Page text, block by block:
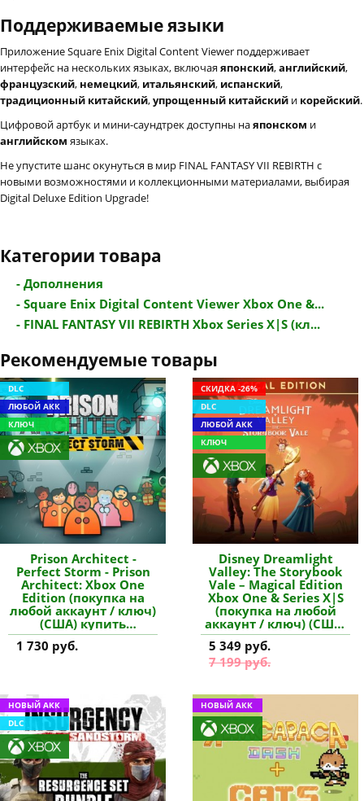
Поддерживаемые языки
Приложение Square Enix Digital Content Viewer поддерживает
интерфейс на нескольких языках, включая японский,английский,
французский, немецкий, итальянский, испанский,
традиционный китайский,упрощенный китайский и корейский.
Цифровой артбук и мини-саундтрек доступны наяпонском и
английском языках.
Не упустите шанс окунуться в мир FINAL FANTASY VII REBIRTH с
новыми возможностями и коллекционными материалами, выбирая
Digital Deluxe Edition Upgrade!
Категории товара
- Дополнения
- Square Enix Digital Content Viewer Xbox One &...
- FINAL FANTASY VII REBIRTH Xbox Series X|S (кл...
Рекомендуемые товары
DLC
ЛЮБОЙ АКК
КЛЮЧ
Prison Architect -
Perfect Storm - Prison
Architect: Xbox One
Edition (покупка на
любой аккаунт / ключ)
(США) купить
дополнение
1 730 руб.
СКИДКА -26%
DLC
ЛЮБОЙ АКК
КЛЮЧ
Disney Dreamlight
Valley: The Storybook
Vale – Magical Edition
Xbox One & Series X|S
(покупка на любой
аккаунт / ключ) (США)
купить дополнение
5 349 руб.
7 199 руб.
НОВЫЙ АКК
DLC
НОВЫЙ АКК